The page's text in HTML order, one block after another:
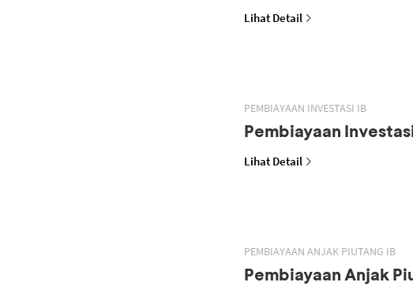
Lihat Detail
PEMBIAYAAN INVESTASI IB
Pembiayaan
Lihat Detail
PEMBIAYAAN ANJAK PIUTANG IB
Pembiayaan Anjak